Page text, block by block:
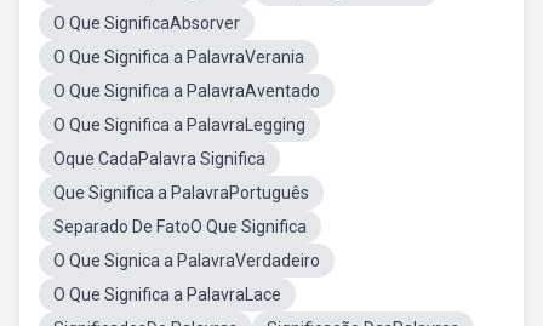
O Que SignificaAbsorver
O Que Significa a PalavraVerania
O Que Significa a PalavraAventado
O Que Significa a PalavraLegging
Oque CadaPalavra Significa
Que Significa a PalavraPortuguês
Separado De FatoO Que Significa
O Que Signica a PalavraVerdadeiro
O Que Significa a PalavraLace